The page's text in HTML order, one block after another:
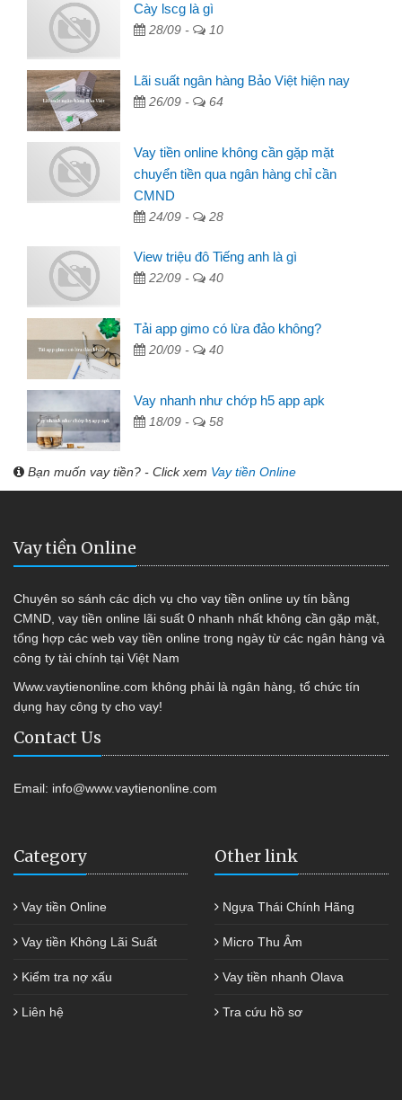
Cày lscg là gì
28/09 - 10
Lãi suất ngân hàng Bảo Việt hiện nay
26/09 - 64
Vay tiền online không cần gặp mặt
chuyển tiền qua ngân hàng chỉ cần
CMND
24/09 - 28
View triệu đô Tiếng anh là gì
22/09 - 40
Tải app gimo có lừa đảo không?
20/09 - 40
Vay nhanh như chớp h5 app apk
18/09 - 58
Bạn muốn vay tiền? - Click xem Vay tiền Online
Vay tiền Online
Chuyên so sánh các dịch vụ cho vay tiền online uy tín bằng
CMND, vay tiền online lãi suất 0 nhanh nhất không cần gặp mặt,
tổng hợp các web vay tiền online trong ngày từ các ngân hàng và
công ty tài chính tại Việt Nam
Www.vaytienonline.com không phải là ngân hàng, tổ chức tín
dụng hay công ty cho vay!
Contact Us
Email: info@www.vaytienonline.com
Category
Vay tiền Online
Vay tiền Không Lãi Suất
Kiểm tra nợ xấu
Liên hệ
Other link
Ngựa Thái Chính Hãng
Micro Thu Âm
Vay tiền nhanh Olava
Tra cứu hồ sơ